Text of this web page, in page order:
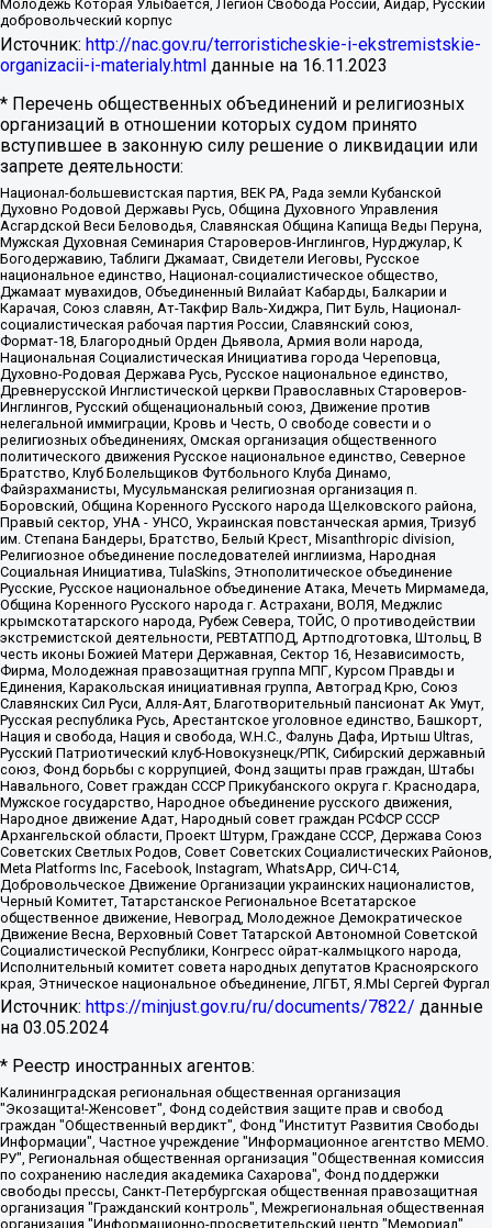
Молодёжь Которая Улыбается, Легион Свобода России, Айдар, Русский
добровольческий корпус
Источник: http://nac.gov.ru/terroristicheskie-i-ekstremistskie-
organizacii-i-materialy.html данные на 16.11.2023
* Перечень общественных объединений и религиозных
организаций в отношении которых судом принято
вступившее в законную силу решение о ликвидации или
запрете деятельности:
Национал-большевистская партия, ВЕК РА, Рада земли Кубанской
Духовно Родовой Державы Русь, Община Духовного Управления
Асгардской Веси Беловодья, Славянская Община Капища Веды Перуна,
Мужская Духовная Семинария Староверов-Инглингов, Нурджулар, К
Богодержавию, Таблиги Джамаат, Свидетели Иеговы, Русское
национальное единство, Национал-социалистическое общество,
Джамаат мувахидов, Объединенный Вилайат Кабарды, Балкарии и
Карачая, Союз славян, Ат-Такфир Валь-Хиджра, Пит Буль, Национал-
социалистическая рабочая партия России, Славянский союз,
Формат-18, Благородный Орден Дьявола, Армия воли народа,
Национальная Социалистическая Инициатива города Череповца,
Духовно-Родовая Держава Русь, Русское национальное единство,
Древнерусской Инглистической церкви Православных Староверов-
Инглингов, Русский общенациональный союз, Движение против
нелегальной иммиграции, Кровь и Честь, О свободе совести и о
религиозных объединениях, Омская организация общественного
политического движения Русское национальное единство, Северное
Братство, Клуб Болельщиков Футбольного Клуба Динамо,
Файзрахманисты, Мусульманская религиозная организация п.
Боровский, Община Коренного Русского народа Щелковского района,
Правый сектор, УНА - УНСО, Украинская повстанческая армия, Тризуб
им. Степана Бандеры, Братство, Белый Крест, Misanthropic division,
Религиозное объединение последователей инглиизма, Народная
Социальная Инициатива, TulaSkins, Этнополитическое объединение
Русские, Русское национальное объединение Атака, Мечеть Мирмамеда,
Община Коренного Русского народа г. Астрахани, ВОЛЯ, Меджлис
крымскотатарского народа, Рубеж Севера, ТОЙС, О противодействии
экстремистской деятельности, РЕВТАТПОД, Артподготовка, Штольц, В
честь иконы Божией Матери Державная, Сектор 16, Независимость,
Фирма, Молодежная правозащитная группа МПГ, Курсом Правды и
Единения, Каракольская инициативная группа, Автоград Крю, Союз
Славянских Сил Руси, Алля-Аят, Благотворительный пансионат Ак Умут,
Русская республика Русь, Арестантское уголовное единство, Башкорт,
Нация и свобода, Нация и свобода, W.H.С., Фалунь Дафа, Иртыш Ultras,
Русский Патриотический клуб-Новокузнецк/РПК, Сибирский державный
союз, Фонд борьбы с коррупцией, Фонд защиты прав граждан, Штабы
Навального, Совет граждан СССР Прикубанского округа г. Краснодара,
Мужское государство, Народное объединение русского движения,
Народное движение Адат, Народный совет граждан РСФСР СССР
Архангельской области, Проект Штурм, Граждане СССР, Держава Союз
Советских Светлых Родов, Совет Советских Социалистических Районов,
Meta Platforms Inc, Facebook, Instagram, WhatsApp, СИЧ-С14,
Добровольческое Движение Организации украинских националистов,
Черный Комитет, Татарстанское Региональное Всетатарское
общественное движение, Невоград, Молодежное Демократическое
Движение Весна, Верховный Совет Татарской Автономной Советской
Социалистической Республики, Конгресс ойрат-калмыцкого народа,
Исполнительный комитет совета народных депутатов Красноярского
края, Этническое национальное объединение, ЛГБТ, Я.МЫ Сергей Фургал
Источник: https://minjust.gov.ru/ru/documents/7822/ данные
на 03.05.2024
* Реестр иностранных агентов:
Калининградская региональная общественная организация "Экозащита!-Женсовет", Фонд содействия защите прав и свобод граждан "Общественный вердикт", Фонд "Институт Развития Свободы Информации", Частное учреждение "Информационное агентство МЕМО. РУ", Региональная общественная организация "Общественная комиссия по сохранению наследия академика Сахарова", Фонд поддержки свободы прессы, Санкт-Петербургская общественная правозащитная организация "Гражданский контроль", Межрегиональная общественная организация "Информационно-просветительский центр "Мемориал", Региональный Фонд "Центр Защиты Прав Средств Массовой Информации", с 05.12.2023 Фонд "Центр Защиты Прав Средств массовой информации", Региональная общественная благотворительная организация помощи беженцам и мигрантам "Гражданское содействие", Негосударственное образовательное учреждение дополнительного профессионального образования (повышение квалификации) специалистов "АКАДЕМИЯ ПО ПРАВАМ ЧЕЛОВЕКА", Свердловская региональная общественная организация "Сутяжник", Автономная некоммерческая организация "Центр независимых социологических исследований", Союз общественных объединений "Российский исследовательский центр по правам человека", Региональное общественное учреждение научно-информационный центр "МЕМОРИАЛ", Некоммерческая организация "Фонд защиты гласности", Автономная некоммерческая организация "Институт прав человека", Городская общественная организация "Екатеринбургское общество "МЕМОРИАЛ", Городская общественная организация "Рязанское историко-просветительское и правозащитное общество "Мемориал" (Рязанский Мемориал), Челябинский региональный орган общественной самодеятельности – женское общественное объединение "Женщины Евразии", Челябинский региональный орган общественной самодеятельности "Уральская правозащитная группа", Фонд содействия защите здоровья и социальной справедливости имени Андрея Рылькова, Автономная Некоммерческая Организация "Аналитический Центр Юрия Левады", Автономная некоммерческая организация социальной поддержки населения "Проект Апрель", Региональная общественная организация помощи женщинам и детям, находящимся в кризисной ситуации "Информационно-методический центр "Анна", Фонд содействия развитию массовых коммуникаций и правовому просвещению "Так-так-Так", Фонд содействия устойчивому развитию "Серебряная тайга", Свердловский региональный общественный фонд социальных проектов "Новое время", "Idel.Реалии", Кавказ.Реалии, Крым.Реалии, Телеканал Настоящее Время, Татаро-башкирская служба Радио Свобода (Azatliq Radiosi), Радио Свободная Европа/Радио Свобода (PCE/PC), "Сибирь.Реалии", "Фактограф", Благотворительный фонд помощи осужденным и их семьям, Автономная некоммерческая организация "Институт глобализации и социальных движений", Фонд "В защиту прав заключенных", Частное учреждение "Центр поддержки и содействия развитию средств массовой информации", Пензенский региональный общественный благотворительный фонд "Гражданский союз", "Север.Реалии", Некоммерческая организация Фонд "Правовая инициатива", Общество с ограниченной ответственностью "Радио Свободная Европа/Радио Свобода", Чешское информационное агентство "MEDIUM-ORIENT", Красноярская региональная общественная организация "Мы против СПИДа", Камалягин Денис Николаевич, Маркелов Сергей Евгеньевич, Пономарев Лев Александрович, Савицкая Людмила Алексеевна, Автономная некоммерческая организация "Центр по работе с проблемой насилия "НАСИЛИЮ.НЕТ", Межрегиональный профессиональный союз работников здравоохранения "Альянс врачей", Юридическое лицо, зарегистрированное в Латвийской Республике, SIA "Medusa Project" (регистрационный номер 40103797863, дата регистрации 10.06.2014), Некоммерческая организация "Фонд по борьбе с коррупцией", Автономная некоммерческая организация "Институт права и публичной политики", Баданин Роман Сергеевич, Гликин Максим Александрович, Железнова Мария Михайловна, Лукьянова Юлия Сергеевна, Маетная Елизавета Витальевна, Маняхин Петр Борисович, Чуракова Ольга Владимировна, Ярош Юлия Петровна, Юридическое лицо "The Insider SIA", зарегистрированное в Риге, Латвийская Республика (дата регистрации 26.06.2015), являющееся администратором доменного имени интернет-издания "The Insider SIA", https://theins.ru, Постернак Алексей Евгеньевич, Рубин Михаил Аркадьевич, Анин Роман Александрович, Юридическое лицо Istories fonds, зарегистрированное в Латвийской Республике (регистрационный номер 50008295751, дата регистрации 24.02.2020), Великовский Дмитрий Александрович, Долинина Ирина Николаевна, Мароховская Алеся Алексеевна, Шлейнов Роман Юрьевич, Шмагун Олеся Валентиновна, Общество с ограниченной ответственностью "Альтаир 2021", Общество с ограниченной ответственностью "Вега 2021", Общество с ограниченной ответственностью "Главный редактор 2021", Общество с ограниченной ответственностью "Ромашки монолит", Важенков Артем Валерьевич, Ивановская областная общественная организация "Центр гендерных исследований", Гурман Юрий Альбертович, Медиапроект "ОВД-Инфо", Егоров Владимир Владимирович, Жилинский Владимир Александрович, Общество с ограниченной ответственностью "ЗП", Иванова София Юрьевна, Карезина Инна Павловна, Кильтау Екатерина Викторовна, Петров Алексей Викторович, Пискунов Сергей Евгеньевич, Смирнов Сергей Сергеевич, Тихонов Михаил Сергеевич, Общество с ограниченной ответственностью "ЖУРНАЛИСТ-ИНОСТРАННЫЙ АГЕНТ", Арапова Галина Юрьевна, Вольтская Татьяна Анатольевна, Американская компания "Mason G.E.S. Anonymous Foundation" (США), являющаяся владельцем интернет-издания https://mnews.world/, Компания "Stichting Bellingcat", зарегистрированная в Нидерландах (дата регистрации 11.07.2018), Захаров Андрей Вячеславович, Клепиковская Екатерина Дмитриевна, Общество с ограниченной ответственностью "МЕМО", Перл Роман Александрович, Симонов Евгений Алексеевич, Соловьева Елена Анатольевна, Сотников Даниил Владимирович, Сурначева Елизавета Дмитриевна, Автономная некоммерческая организация по защите прав человека и информированию населения "Якутия – Наше Мнение", Общество с ограниченной ответственностью "Москоу диджитал медиа", с 26.01.2023 Общество с ограниченной ответственностью "Чайка Белые сады", Ветошкина Валерия Валерьевна, Заговора Максим Александрович, Межрегиональное общественное движение "Российская ЛГБТ - сеть", Оленичев Максим Владимирович, Павлов Иван Юрьевич, Скворцова Елена Сергеевна, Общество с ограниченной ответственностью "Как бы инагент", Кочетков Игорь Викторович, Общество с ограниченной ответственностью "Честные выборы", Еланчик Олег Александрович, Общество с ограниченной ответственностью "Нобелевский призыв", Гималова Регина Эмилевна, Григорьев Андрей Валерьевич, Григорьева Алина Александровна, Ассоциация по содействию защите прав призывников, альтернативнослужащих и военнослужащих "Правозащитная группа "Гражданин.Армия.Право", Хисамова Регина Фаритовна, Автономная некоммерческая организация по реализации социально-правовых программ "Лилит", Дальневосточное общественное движение "Маяк", Санкт-Петербургская ЛГБТ-инициативная группа "Выход", Инициативная группа ЛГБТ+ "Реверс", Алексеев Андрей Викторович, Бекбулатова Таисия Львовна, Беляев Иван Михайлович, Владыкина Елена Сергеевна, Гельман Марат Александрович, Никульшина Вероника Юрьевна, Толоконникова Надежда Андреевна, Шендерович Виктор Анатольевич, Общество с ограниченной ответственностью "Данное сообщение", Общество с ограниченной ответственностью Издательский дом "Новая глава", Айнбиндер Александра Александровна, Московский комьюнити-центр для ЛГБТ+инициатив, Благотворительный фонд развития филантропии, Deutsche Welle (Германия, Kurt-Schumacher-Strasse 3, 53113 Bonn), Борзунова Мария Михайловна, Воробьев Виктор Викторович, Голубева Анна Львовна, Константинова Алла Михайловна, Малкова Ирина Владимировна, Мурадов Мурад Абдулгалимович, Осетинская Елизавета Николаевна, Понасенков Евгений Николаевич, Ганапольский Матвей Юрьевич, Киселев Евгений Алексеевич, Борухович Ирина Григорьевна, Дремин Иван Тимофеевич, Дубровский Дмитрий Викторович, Красноярская региональная общественная организация поддержки и развития альтернативных образовательных технологий и межкультурных коммуникаций "ИНТЕРРА", Маяковская Екатерина Алексеевна, Фейгин Марк Захарович, Филимонов Андрей Викторович, Дзугкоева Регина Николаевна, Доброхотов Роман Александрович, Дудь Юрий Александрович, Елкин Сергей Владимирович, Кругликов Кирилл Игоревич, Сабунаева Мария Леонидовна, Семенов Алексей Владимирович, Шаинян Карен Багратович, Шульман Екатерина Михайловна, Асафьев Артур Валерьевич, Вахштайн Виктор Семенович, Венедиктов Алексей Алексеевич, Лушникова Екатерина Евгеньевна, Волков Леонид Михайлович, Невзоров Александр Глебович, Пархоменко Сергей Борисович, Сироткин Ярослав Николаевич, Кара-Мурза Владимир Владимирович, Баранова Наталья Владимировна, Гозман Леонид Яковлевич, Кагарлицкий Борис Юльевич, Климарев Михаил Валерьевич, Милов Владимир Станиславович, Автономная некоммерческая организация Краснодарский центр современного искусства "Типография", Моргенштерн Алишер Тагирович, Соболь Любовь Эдуардовна, Общество с ограниченной ответственностью "ЛИЗА НОРМ", Каспаров Гарри Кимович, Ходорковский Михаил Борисович, Общество с ограниченной ответственностью "Апрельские тезисы", Данилович Ирина Брониславовна, Кашин Олег Владимирович, Петров Николай Владимирович, Пивоваров Алексей Владимирович, Соколов Михаил Владимирович, Цветкова Юлия Владимировна, Чичваркин Евгений Александрович, Комитет против пыток/Команда против пыток, Общество с ограниченной ответственностью "Первый научный", Общество с ограниченной ответственностью "Вертолет и ко", Белоцерковская Вероника Борисовна, Кац Максим Евгеньевич, Лазарева Татьяна Юрьевна, Шаведдинов Руслан Табризович, Яшин Илья Валерьевич, Общество с ограниченной ответственностью "Иноагент ААВ", Алешковский Дмитрий Петрович, Альбац Евгения Марковна, Быков Дмитрий Львович, Галямина Юлия Евгеньевна, Лойко Сергей Леонидович, Мартынов Кирилл Константинович, Медведев Сергей Александрович, Крашенинников Федор Геннадиевич, Гордеева Катерина Вл